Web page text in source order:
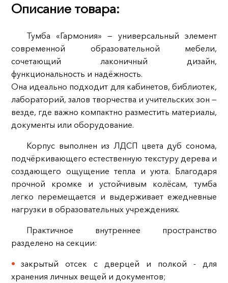
Описание товара:
Тумба «Гармония» — универсальный элемент
современной образовательной мебели,
сочетающий лаконичный дизайн,
функциональность и надёжность.
Она идеально подходит для кабинетов, библиотек,
лабораторий, залов творчества и учительских зон —
везде, где важно компактно разместить материалы,
документы или оборудование.
Корпус выполнен из ЛДСП цвета дуб сонома,
подчёркивающего естественную текстуру дерева и
создающего ощущение тепла и уюта. Благодаря
прочной кромке и устойчивым колёсам, тумба
легко перемещается и выдерживает ежедневные
нагрузки в образовательных учреждениях.
Практичное внутреннее пространство
разделено на секции:
закрытый отсек с дверцей и полкой - для
хранения личных вещей и документов;